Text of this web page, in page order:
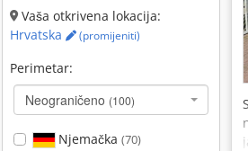
Vaša otkrivena lokacija:
Hrvatska
(promijeniti)
Perimetar:
Neograničeno (100)
Njemačka (70)